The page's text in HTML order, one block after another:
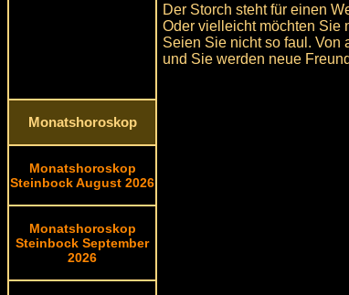
Monatshoroskop
Monatshoroskop
Steinbock August 2026
Monatshoroskop
Steinbock September
2026
Der Storch steht für einen
Oder vielleicht möchten Sie
Seien Sie nicht so faul. Von
und Sie werden neue